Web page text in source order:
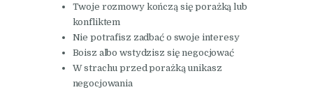
Twoje rozmowy kończą się porażką lub
konfliktem
Nie potrafisz zadbać o swoje interesy
Boisz albo wstydzisz się negocjować
W strachu przed porażką unikasz
negocjowania